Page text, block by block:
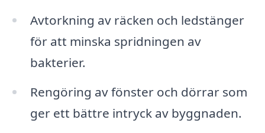
Avtorkning av räcken och ledstänger
för att minska spridningen av
bakterier.
Rengöring av fönster och dörrar som
ger ett bättre intryck av byggnaden.